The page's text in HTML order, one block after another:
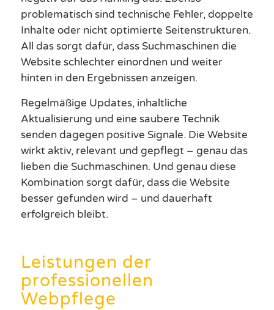
problematisch sind technische Fehler, doppelte
Inhalte oder nicht optimierte Seitenstrukturen.
All das sorgt dafür, dass Suchmaschinen die
Website schlechter einordnen und weiter
hinten in den Ergebnissen anzeigen.
Regelmäßige Updates, inhaltliche
Aktualisierung und eine saubere Technik
senden dagegen positive Signale. Die Website
wirkt aktiv, relevant und gepflegt – genau das
lieben die Suchmaschinen. Und genau diese
Kombination sorgt dafür, dass die Website
besser gefunden wird – und dauerhaft
erfolgreich bleibt.
Leistungen der
professionellen
Webpflege